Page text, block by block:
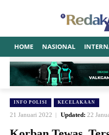
HOME NASIONAL
INFO POLISI KECELAKAAN
21 Januari 2022 Updated: 22